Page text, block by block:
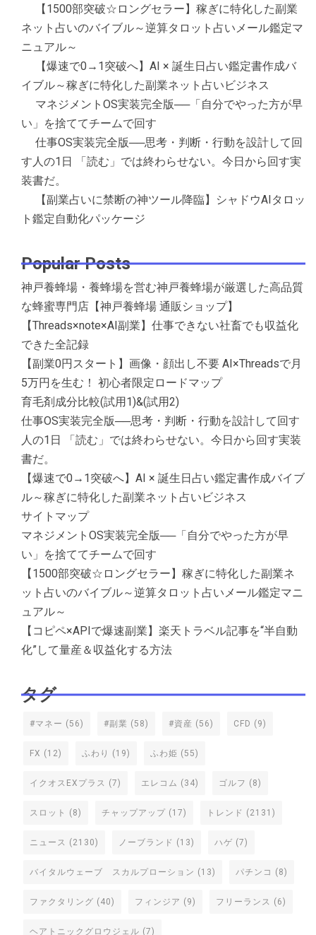
【1500部突破☆ロングセラー】稼ぎに特化した副業
ネット占いのバイブル～逆算タロット占いメール鑑定マ
ニュアル～
【爆速で0→1突破へ】AI × 誕生日占い鑑定書作成バ
イブル～稼ぎに特化した副業ネット占いビジネス
マネジメントOS実装完全版──「自分でやった方が早
い」を捨ててチームで回す
仕事OS実装完全版──思考・判断・行動を設計して回
す人の1日 「読む」では終わらせない。今日から回す実
装書だ。
【副業占いに禁断の神ツール降臨】シャドウAIタロッ
ト鑑定自動化パッケージ
Popular Posts
神戸養蜂場・養蜂場を営む神戸養蜂場が厳選した高品質
な蜂蜜専門店【神戸養蜂場 通販ショップ】
【Threads×note×AI副業】仕事できない社畜でも収益化
できた全記録
【副業0円スタート】画像・顔出し不要 AI×Threadsで月
5万円を生む！ 初心者限定ロードマップ
育毛剤成分比較(試用1)&(試用2)
仕事OS実装完全版──思考・判断・行動を設計して回す
人の1日 「読む」では終わらせない。今日から回す実装
書だ。
【爆速で0→1突破へ】AI × 誕生日占い鑑定書作成バイブ
ル～稼ぎに特化した副業ネット占いビジネス
サイトマップ
マネジメントOS実装完全版──「自分でやった方が早
い」を捨ててチームで回す
【1500部突破☆ロングセラー】稼ぎに特化した副業ネ
ット占いのバイブル～逆算タロット占いメール鑑定マニ
ュアル～
【コピペ×APIで爆速副業】楽天トラベル記事を“半自動
化”して量産＆収益化する方法
タグ
#マネー (56) #副業 (58) #資産 (56) CFD (9)
FX (12) ふわり (19) ふわ姫 (55)
イクオスEXプラス (7) エレコム (34) ゴルフ (8)
スロット (8) チャップアップ (17) トレンド (2131)
ニュース (2130) ノーブランド (13) ハゲ (7)
バイタルウェーブ スカルプローション (13) パチンコ (8)
ファクタリング (40) フィンジア (9) フリーランス (6)
ヘアトニックグロウジェル (7)